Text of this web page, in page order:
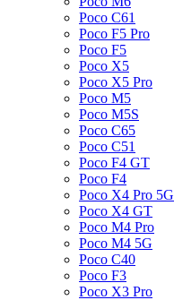
Poco C61
Poco F5 Pro
Poco F5
Poco X5
Poco X5 Pro
Poco M5
Poco M5S
Poco C65
Poco C51
Poco F4 GT
Poco F4
Poco X4 Pro 5G
Poco X4 GT
Poco M4 Pro
Poco M4 5G
Poco C40
Poco F3
Poco X3 Pro